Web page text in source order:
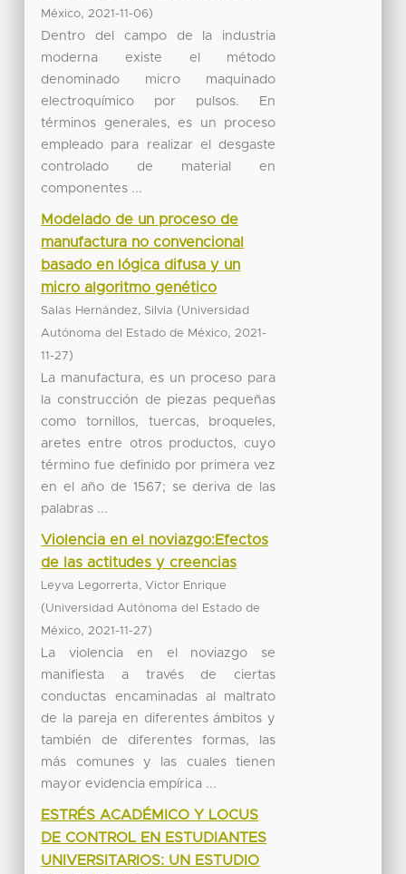
México, 2021-11-06)
Dentro del campo de la industria
moderna existe el método
denominado micro maquinado
electroquímico por pulsos. En
términos generales, es un proceso
empleado para realizar el desgaste
controlado de material en
componentes ...
Modelado de un proceso de
manufactura no convencional
basado en lógica difusa y un
micro algoritmo genético
Salas Hernández, Silvia (Universidad
Autónoma del Estado de México, 2021-
11-27)
La manufactura, es un proceso para
la construcción de piezas pequeñas
como tornillos, tuercas, broqueles,
aretes entre otros productos, cuyo
término fue definido por primera vez
en el año de 1567; se deriva de las
palabras ...
Violencia en el noviazgo:Efectos
de las actitudes y creencias
Leyva Legorrerta, Victor Enrique
(Universidad Autónoma del Estado de
México, 2021-11-27)
La violencia en el noviazgo se
manifiesta a través de ciertas
conductas encaminadas al maltrato
de la pareja en diferentes ámbitos y
también de diferentes formas, las
más comunes y las cuales tienen
mayor evidencia empírica ...
ESTRÉS ACADÉMICO Y LOCUS
DE CONTROL EN ESTUDIANTES
UNIVERSITARIOS: UN ESTUDIO